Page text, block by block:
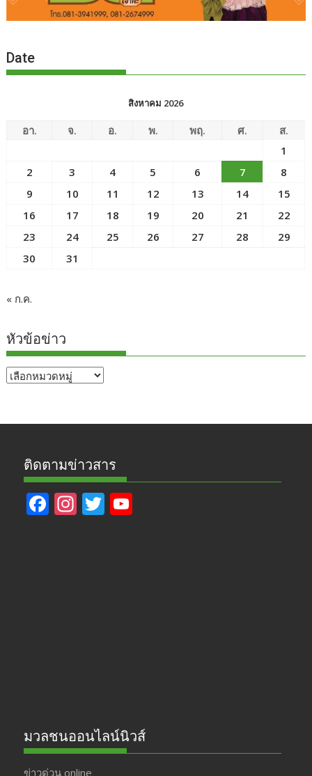
Date
สิงหาคม 2026
อา. จ. อ. พ. พฤ. ศ.
ส.
1
2
3 4 5 6 7
8
9
10 11 12 13 14
15
16
17 18 19 20 21
22
23
24 25 26 27 28
29
30
31
« ก.ค.
หัวข้อข่าว
หัวข้อ
ติดตามข่าวสาร
F In T
มวลชนออนไลน์นิวส์
ข่าวด่วน online